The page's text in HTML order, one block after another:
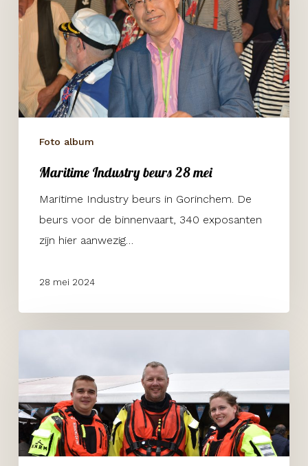
28
Foto album
Maritime Industry beurs 28 mei
Maritime Industry beurs in Gorinchem. De
beurs voor de binnenvaart, 340 exposanten
zijn hier aanwezig…
28 mei 2024
het
reddingstation
KNRM
in